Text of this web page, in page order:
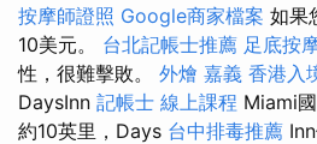
按摩師證照 Google商家檔案 如果
10美元。 台北記帳士推薦 足底按
性，很難擊敗。 外燴 嘉義 香港入
DaysInn 記帳士 線上課程 Miami
約10英里，Days 台中排毒推薦